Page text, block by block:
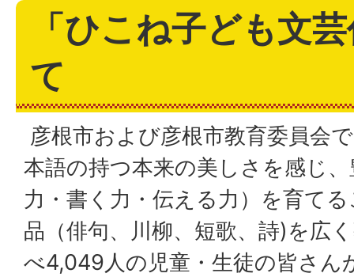
「ひこね子ども文
て
彦根市および彦根市教育委員会
本語の持つ本来の美しさを感じ
力・書く力・伝える力）を育て
品（俳句、川柳、短歌、詩)を広
べ4,049人の児童・生徒の皆さん